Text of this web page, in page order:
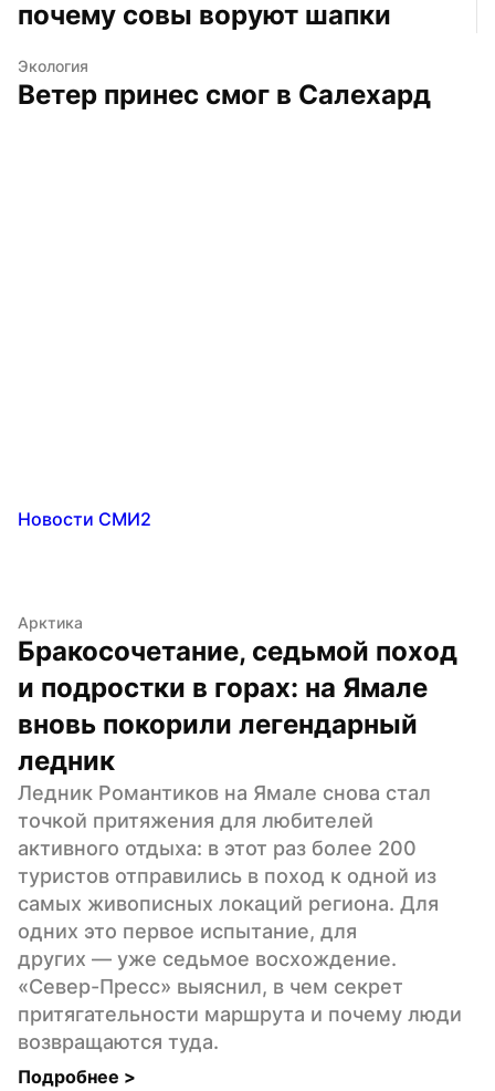
почему совы воруют шапки
Экология
Ветер принес смог в Салехард
Новости СМИ2
Арктика
Бракосочетание, седьмой поход
и подростки в горах: на Ямале
вновь покорили легендарный
ледник
Ледник Романтиков на Ямале снова стал
точкой притяжения для любителей
активного отдыха: в этот раз более 200
туристов отправились в поход к одной из
самых живописных локаций региона. Для
одних это первое испытание, для
других — уже седьмое восхождение.
«Север-Пресс» выяснил, в чем секрет
притягательности маршрута и почему люди
возвращаются туда.
Подробнее >